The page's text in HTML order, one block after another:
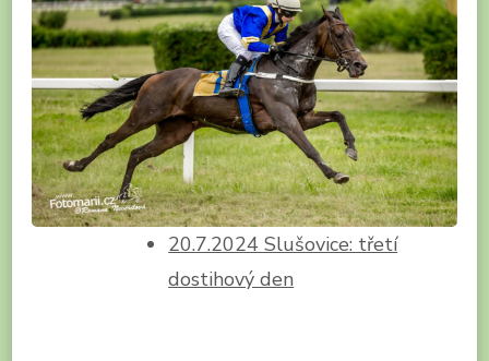
20.7.2024 Slušovice: třetí
dostihový den